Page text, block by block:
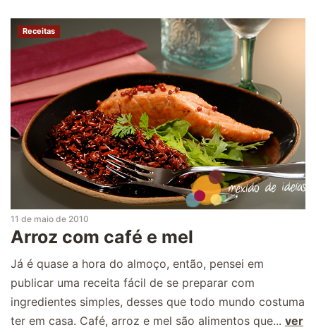
Receitas
11 de maio de 2010
Arroz com café e mel
Já é quase a hora do almoço, então, pensei em
publicar uma receita fácil de se preparar com
ingredientes simples, desses que todo mundo costuma
ter em casa. Café, arroz e mel são alimentos que... ver